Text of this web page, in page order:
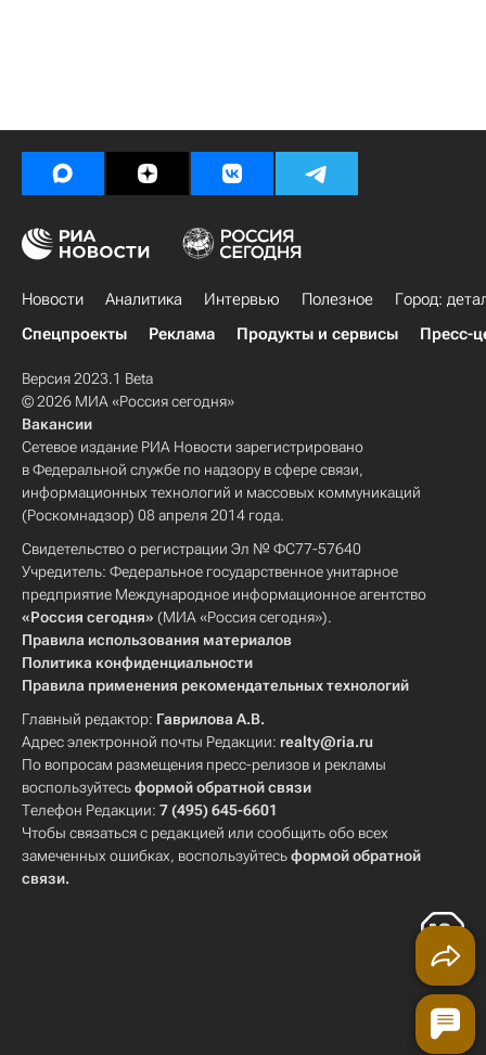
Новости Аналитика Интервью Полезное
Город:
Спецпроекты
Реклама Продукты и сервисы Пресс-
Версия 2023.1 Beta
© 2026 МИА «Россия сегодня»
Вакансии
Сетевое издание РИА Новости зарегистрировано
в Федеральной службе по надзору в сфере связи,
информационных технологий и массовых коммуникаций
(Роскомнадзор) 08 апреля 2014 года.
Свидетельство о регистрации Эл № ФС77-57640
Учредитель: Федеральное государственное унитарное
предприятие Международное информационное агентство
«Россия сегодня» (МИА «Россия сегодня»).
Правила использования материалов
Политика конфиденциальности
Правила применения рекомендательных технологий
Главный редактор: Гаврилова А.В.
Адрес электронной почты Редакции: realty@ria.ru
По вопросам размещения пресс-релизов и рекламы
воспользуйтесьформой обратной связи
Телефон Редакции: 7 (495) 645-6601
Чтобы связаться с редакцией или сообщить обо всех
замеченных ошибках, воспользуйтесьформой обратной
связи.